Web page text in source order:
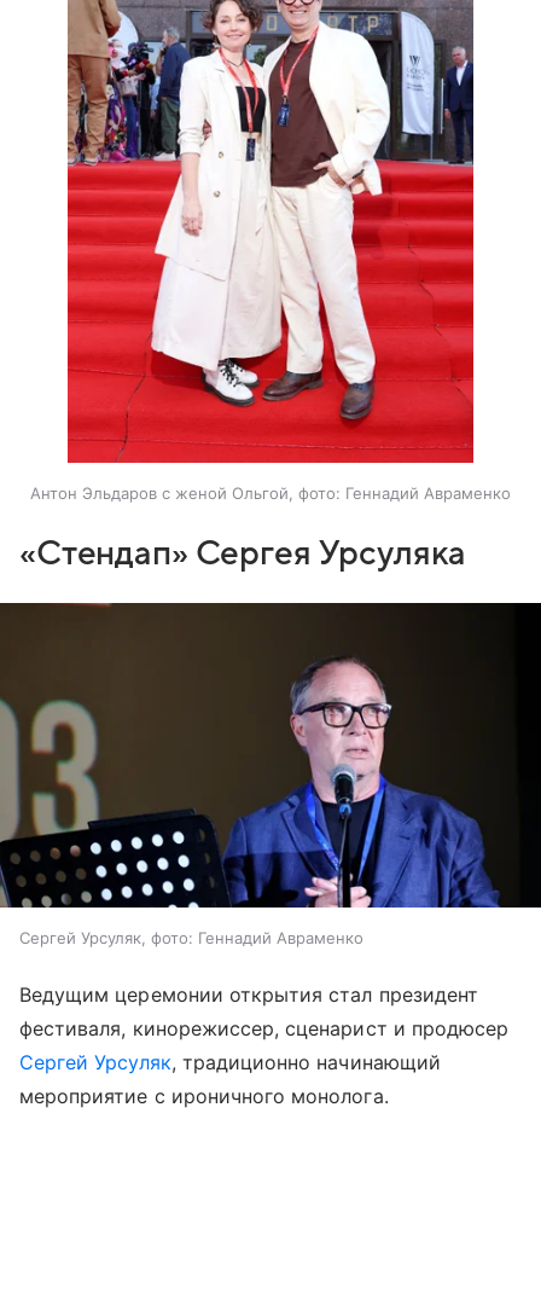
Антон Эльдаров с женой Ольгой, фото: Геннадий Авраменко
«Стендап» Сергея Урсуляка
Сергей Урсуляк, фото: Геннадий Авраменко
Ведущим церемонии открытия стал президент
фестиваля, кинорежиссер, сценарист и продюсер
Сергей Урсуляк, традиционно начинающий
мероприятие с ироничного монолога.